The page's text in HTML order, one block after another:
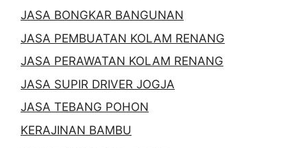
JASA BONGKAR BANGUNAN
JASA PEMBUATAN KOLAM RENANG
JASA PERAWATAN KOLAM RENANG
JASA SUPIR DRIVER JOGJA
JASA TEBANG POHON
KERAJINAN BAMBU